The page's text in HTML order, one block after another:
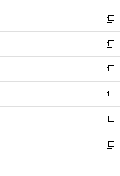
開
く
ウ
で
開
く
ン
ド
ウ
で
開
く
新
し
い
ウ
ィ
ン
ド
ウ
で
開
く
新
し
い
ウ
ィ
ン
ド
ウ
で
開
新
し
い
ウ
ィ
ン
ド
ウ
新
し
い
ウ
ィ
ン
新
し
い
ウ
新
し